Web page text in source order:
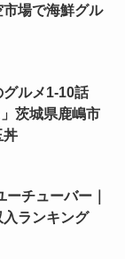
場で海鮮グル
グルメ1-10話
茨城県鹿嶋市
丼
チューバー｜
ランキング